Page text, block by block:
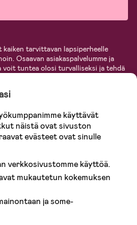
tarvittavan lapsiperheelle
Osaavan asiakaspalvelumme ja
voit tuntea olosi turvalliseksi ja tehdä
sisustustuotteita lastenhuoneeseen,
löydät lukuisia tunnettuja
Cybex, LEGO ja monia muita!
suurimpaan lastentarvikkeiden
käyttävät
näistä ovat sivuston
evästeet ovat sinulle
verkkosivustomme käyttöä.
mukautetun kokemuksen
ja some-